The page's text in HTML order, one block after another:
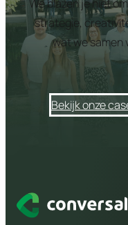
We blazen je niet
strategie,
wat we samen
Bekijk onze